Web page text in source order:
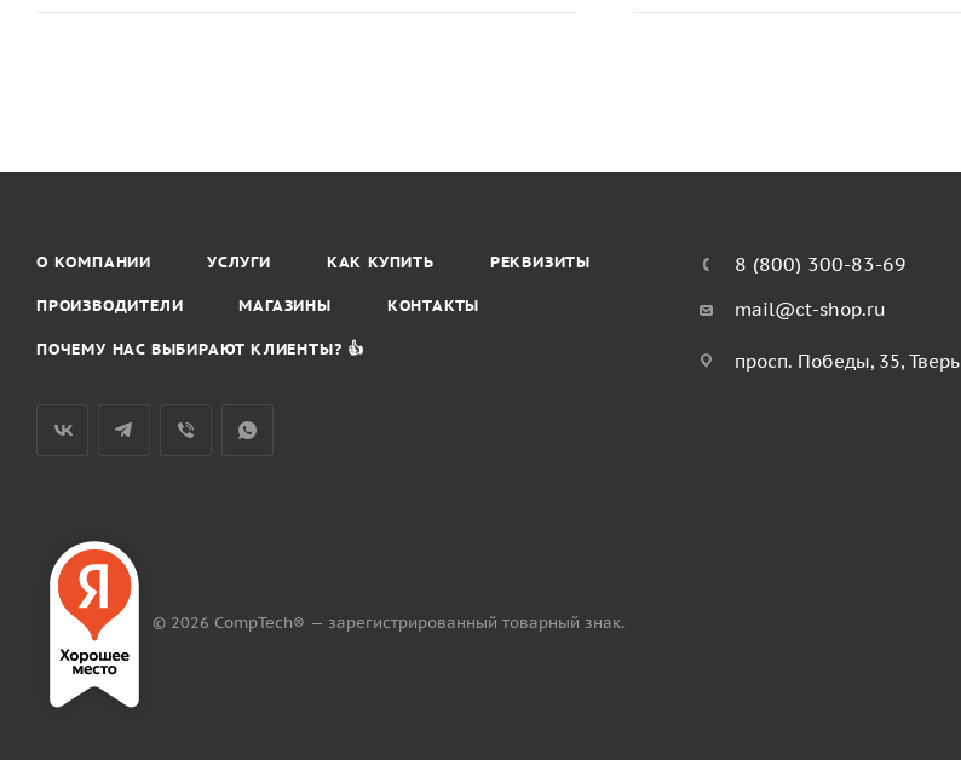
О КОМПАНИИ УСЛУГИ КАК КУПИТЬ РЕКВИЗИТЫ
ПРОИЗВОДИТЕЛИ МАГАЗИНЫ КОНТАКТЫ
ПОЧЕМУ НАС ВЫБИРАЮТ КЛИЕНТЫ? 👍
8 (800) 300-83-69
mail@ct-shop.ru
просп. Победы, 35, Тверь
© 2026 CompTech® — зарегистрированный товарный знак.